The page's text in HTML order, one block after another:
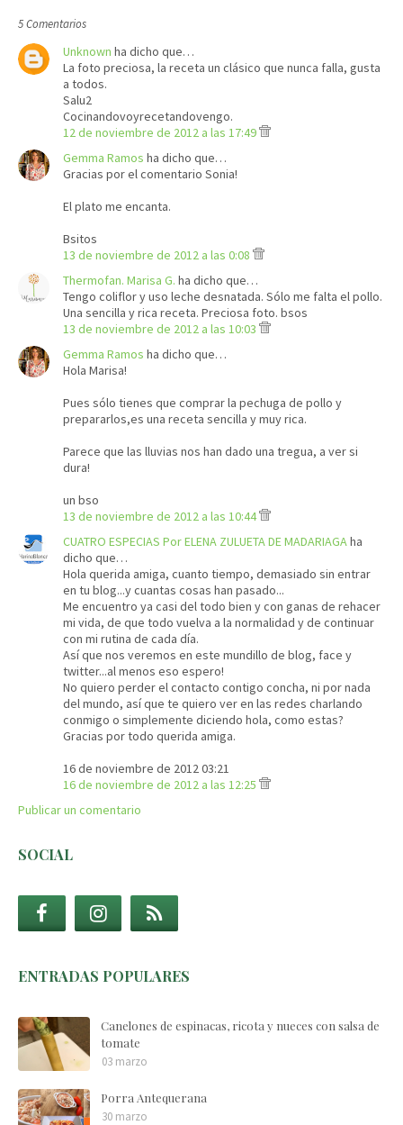
5 Comentarios
Unknown ha dicho que…
La foto preciosa, la receta un clásico que nunca falla, gusta
a todos.
Salu2
Cocinandovoyrecetandovengo.
12 de noviembre de 2012 a las 17:49
Gemma Ramos ha dicho que…
Gracias por el comentario Sonia!
El plato me encanta.
Bsitos
13 de noviembre de 2012 a las 0:08
Thermofan. Marisa G. ha dicho que…
Tengo coliflor y uso leche desnatada. Sólo me falta el pollo.
Una sencilla y rica receta. Preciosa foto. bsos
13 de noviembre de 2012 a las 10:03
Gemma Ramos ha dicho que…
Hola Marisa!
Pues sólo tienes que comprar la pechuga de pollo y
prepararlos,es una receta sencilla y muy rica.
Parece que las lluvias nos han dado una tregua, a ver si
dura!
un bso
13 de noviembre de 2012 a las 10:44
CUATRO ESPECIAS Por ELENA ZULUETA DE MADARIAGAha
dicho que…
Hola querida amiga, cuanto tiempo, demasiado sin entrar
en tu blog...y cuantas cosas han pasado...
Me encuentro ya casi del todo bien y con ganas de rehacer
mi vida, de que todo vuelva a la normalidad y de continuar
con mi rutina de cada día.
Así que nos veremos en este mundillo de blog, face y
twitter...al menos eso espero!
No quiero perder el contacto contigo concha, ni por nada
del mundo, así que te quiero ver en las redes charlando
conmigo o simplemente diciendo hola, como estas?
Gracias por todo querida amiga.
16 de noviembre de 2012 03:21
16 de noviembre de 2012 a las 12:25
Publicar un comentario
SOCIAL
ENTRADAS POPULARES
Canelones de espinacas, ricota y nueces con salsa de
tomate
03 marzo
Porra Antequerana
30 marzo